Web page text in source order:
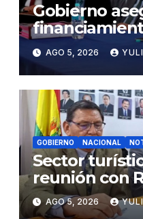
Gobierno
proyectos
Chuquisaca
AGO 5, 2026
GOBIERNO NACIONAL
Sector
reunión con
cambios en
del turismo
AGO 5, 2026